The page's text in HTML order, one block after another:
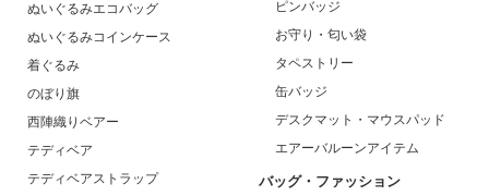
ぬいぐるみエコバッグ
ぬいぐるみコインケース
着ぐるみ
のぼり旗
西陣織りベアー
テディベア
テディベアストラップ
ピンバッジ
お守り・匂い袋
タペストリー
缶バッジ
デスクマット・マウスパッド
エアーバルーンアイテム
バッグ・ファッション